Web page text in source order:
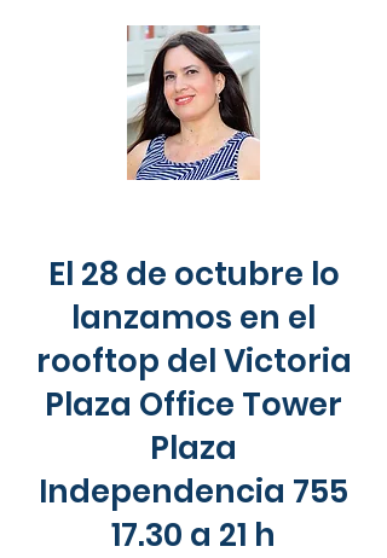
El 28 de octubre lo
lanzamos en el
rooftop del Victoria
Plaza Office Tower
Plaza
Independencia 755
17.30 a 21 h